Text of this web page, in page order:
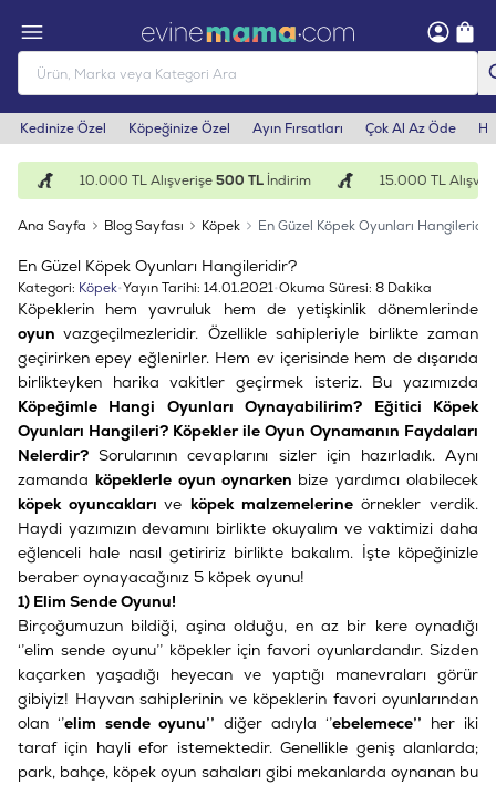
Kedinize Özel Köpeğinize Özel Ayın Fırsatları Çok Al Az Öde
10.000 TL Alışverişe500 TLİndirim 15.000 TL Alışverişe
Ana Sayfa Blog Sayfası Köpek En Güzel Köpek Oyunları
En Güzel Köpek Oyunları Hangileridir?
Kategori: Köpek•Yayın Tarihi: 14.01.2021•Okuma Süresi: 8 Dakika
Köpeklerin hem yavruluk hem de yetişkinlik dönemlerinde
oyunvazgeçilmezleridir. Özellikle sahipleriyle birlikte zaman
geçirirken epey eğlenirler. Hem ev içerisinde hem de dışarıda
birlikteyken harika vakitler geçirmek isteriz. Bu yazımızda
Köpeğimle Hangi Oyunları Oynayabilirim? Eğitici Köpek
Oyunları Hangileri? Köpekler ile Oyun Oynamanın Faydaları
Nelerdir? Sorularının cevaplarını sizler için hazırladık. Aynı
zamandaköpeklerle oyun oynarken bize yardımcı olabilecek
köpek oyuncaklarıveköpek malzemelerineörnekler verdik.
Haydi yazımızın devamını birlikte okuyalım ve vaktimizi daha
eğlenceli hale nasıl getiririz birlikte bakalım. İşte köpeğinizle
beraber oynayacağınız 5 köpek oyunu!
1) Elim Sende Oyunu!
Birçoğumuzun bildiği, aşina olduğu, en az bir kere oynadığı
‘’elim sende oyunu’’ köpekler için favori oyunlardandır. Sizden
kaçarken yaşadığı heyecan ve yaptığı manevraları görür
gibiyiz! Hayvan sahiplerinin ve köpeklerin favori oyunlarından
olan ‘’elim sende oyunu’’ diğer adıyla ‘’ebelemece’’ her iki
taraf için hayli efor istemektedir. Genellikle geniş alanlarda;
park, bahçe, köpek oyun sahaları gibi mekanlarda oynanan bu